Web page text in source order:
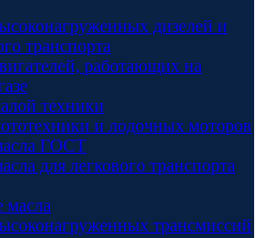
дизелей и
транспорта
работающих на
техники
и лодочных моторов
ГОСТ
для легкового транспорта
масла
трансмиссий